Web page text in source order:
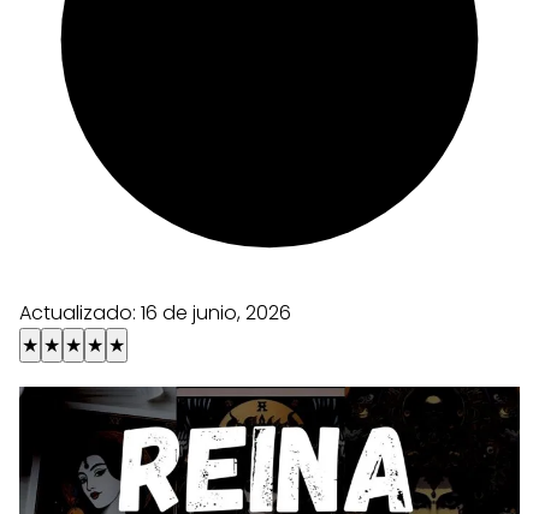
Actualizado: 16 de junio, 2026
★ ★ ★ ★ ★